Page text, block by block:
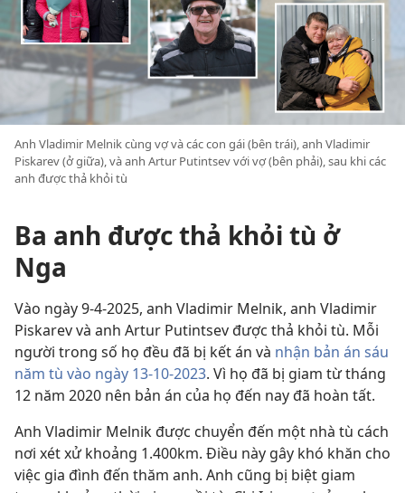
Anh Vladimir Melnik cùng vợ và các con gái (bên trái), anh Vladimir
Piskarev (ở giữa), và anh Artur Putintsev với vợ (bên phải), sau khi các
anh được thả khỏi tù
Ba anh được thả khỏi tù ở
Nga
Vào ngày 9-4-2025, anh Vladimir Melnik, anh Vladimir
Piskarev và anh Artur Putintsev được thả khỏi tù. Mỗi
người trong số họ đều đã bị kết án và nhận bản án sáu
năm tù vào ngày 13-10-2023. Vì họ đã bị giam từ tháng
12 năm 2020 nên bản án của họ đến nay đã hoàn tất.
Anh Vladimir Melnik được chuyển đến một nhà tù cách
nơi xét xử khoảng 1.400km. Điều này gây khó khăn cho
việc gia đình đến thăm anh. Anh cũng bị biệt giam